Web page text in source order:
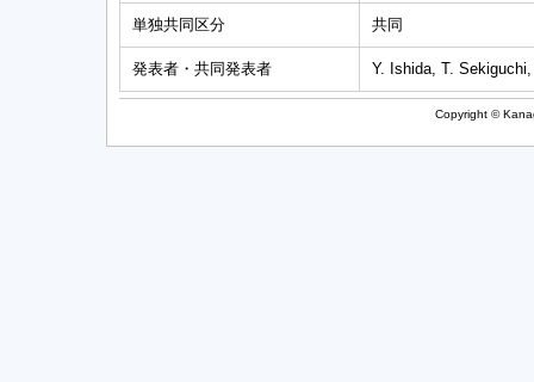
単独共同区分 共同
発表者・共同発表者 Y. Ishida, T.
Copyright ©